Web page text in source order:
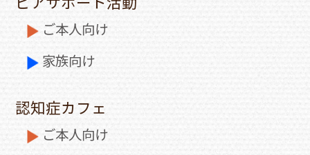
ご本人向け
家族向け
認知症カフェ
ご本人向け